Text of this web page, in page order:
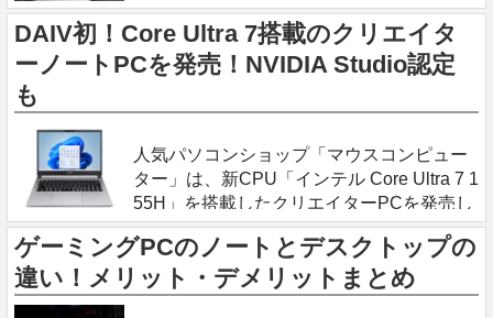
めにパソコンの選び方やスペックについて
わかりやすく説明させていただきます。 パ
ソコンを購入して何に使う？
DAIV初！Core Ultra 7搭載のクリエイタ
ーノートPCを発売！NVIDIA Studio認定
も
人気パソコンショップ「マウスコンピュー
ター」は、新CPU「インテル Core Ultra 7 1
55H」を搭載したクリエイターPCを発売し
ました。グラボ搭載のため、ゲームも可能
です。 Core Ultra 7搭載のクリエイターノー
ゲーミングPCのノートとデスクトップの
違い！メリット・デメリットまとめ